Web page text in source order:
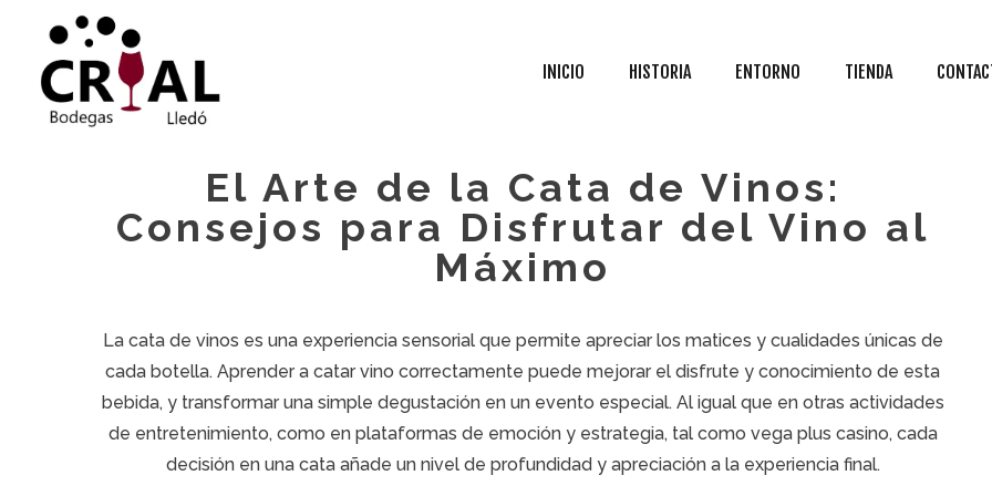
INICIO HISTORIA ENTORNO TIENDA
El Arte de la Cata de Vinos:
Consejos para Disfrutar del Vino al
Máximo
La cata de vinos es una experiencia sensorial que permite apreciar los matices y cualidades únicas de
cada botella. Aprender a catar vino correctamente puede mejorar el disfrute y conocimiento de esta
bebida, y transformar una simple degustación en un evento especial. Al igual que en otras actividades
de entretenimiento, como en plataformas de emoción y estrategia, tal como vega plus casino, cada
decisión en una cata añade un nivel de profundidad y apreciación a la experiencia final.